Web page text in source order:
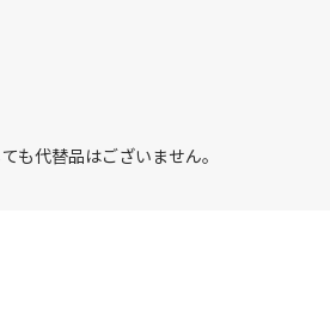
も代替品はございません。